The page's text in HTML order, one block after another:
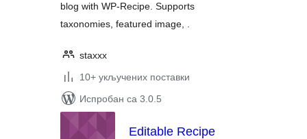
blog with WP-Recipe. Supports
taxonomies, featured image, .
staxxx
10+ укључених поставки
Испробан са 3.0.5
Editable Recipe